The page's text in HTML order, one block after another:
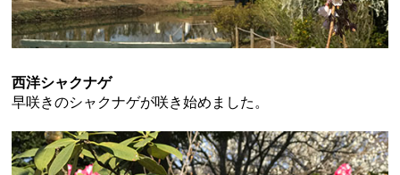
西洋シャクナゲ
早咲きのシャクナゲが咲き始めました。